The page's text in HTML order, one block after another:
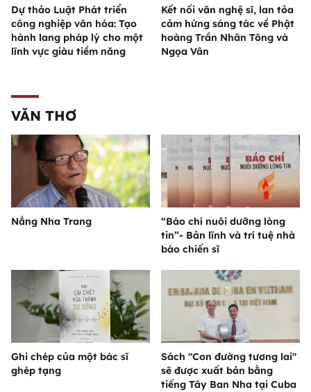
Dự thảo Luật Phát triển
công nghiệp văn hóa: Tạo
hành lang pháp lý cho một
lĩnh vực giàu tiềm năng
Kết nối văn nghệ sĩ, lan tỏa
cảm hứng sáng tác về Phật
hoàng Trần Nhân Tông và
Ngọa Vân
VĂN THƠ
Nắng Nha Trang
“Báo chí nuôi dưỡng lòng
tin”- Bản lĩnh và trí tuệ nhà
báo chiến sĩ
Ghi chép của một bác sĩ
ghép tạng
Sách "Con đường tương lai"
sẽ được xuất bản bằng
tiếng Tây Ban Nha tại Cuba